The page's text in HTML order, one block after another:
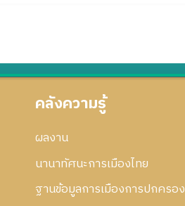
คลังความรู้
ผลงาน
นานาทัศนะการเมืองไทย
ฐานข้อมูลการเมืองการปกครอง